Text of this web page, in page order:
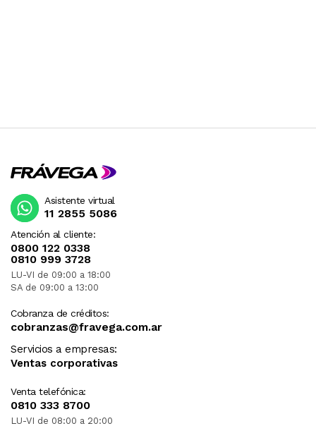
Atención al cliente:
0800 122 0338
0810 999 3728
LU-VI de 09:00 a 18:00
SA de 09:00 a 13:00
Cobranza de créditos:
cobranzas@fravega.com.ar
Servicios a empresas:
Ventas corporativas
Venta telefónica:
0810 333 8700
LU-VI de 08:00 a 20:00
Asistente virtual
11 2855 5086